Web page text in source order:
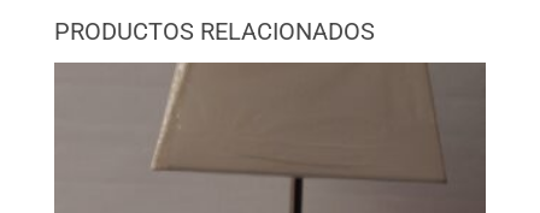
PRODUCTOS RELACIONADOS